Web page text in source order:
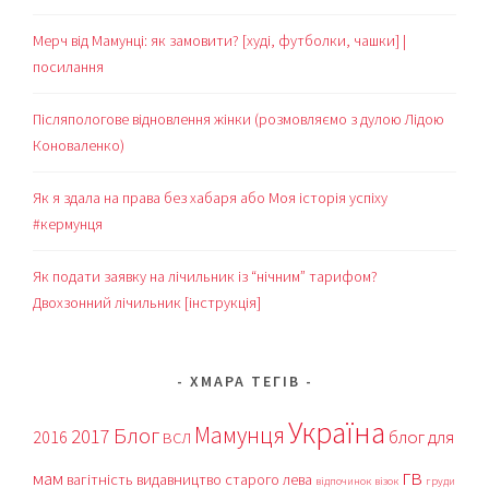
Мерч від Мамунці: як замовити? [худі, футболки, чашки] |
посилання
Післяпологове відновлення жінки (розмовляємо з дулою Лідою
Коноваленко)
Як я здала на права без хабаря або Моя історія успіху
#кермунця
Як подати заявку на лічильник із “нічним” тарифом?
Двохзонний лічильник [інструкція]
ХМАРА ТЕГІВ
2016 2017 Блог ВСЛ МамунцяУкраїна блог для
мам вагітність видавництво старого лева відпочинок візок гв груди